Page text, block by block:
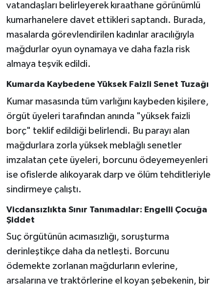
vatandaşları belirleyerek kıraathane görünümlü
kumarhanelere davet ettikleri saptandı. Burada,
masalarda görevlendirilen kadınlar aracılığıyla
mağdurlar oyun oynamaya ve daha fazla risk
almaya teşvik edildi.
Kumarda Kaybedene Yüksek Faizli Senet Tuzağı
Kumar masasında tüm varlığını kaybeden kişilere,
örgüt üyeleri tarafından anında "yüksek faizli
borç" teklif edildiği belirlendi. Bu parayı alan
mağdurlara zorla yüksek meblağlı senetler
imzalatan çete üyeleri, borcunu ödeyemeyenleri
ise ofislerde alıkoyarak darp ve ölüm tehditleriyle
sindirmeye çalıştı.
Vicdansızlıkta Sınır Tanımadılar: Engelli Çocuğa
Şiddet
Suç örgütünün acımasızlığı, soruşturma
derinleştikçe daha da netleşti. Borcunu
ödemekte zorlanan mağdurların evlerine,
arsalarına ve traktörlerine el koyan şebekenin, bir